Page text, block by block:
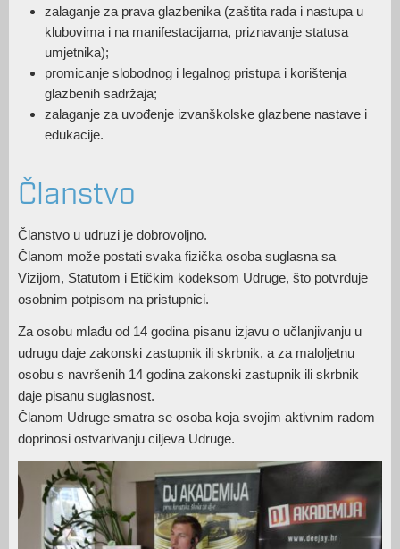
zalaganje za prava glazbenika (zaštita rada i nastupa u
klubovima i na manifestacijama, priznavanje statusa
umjetnika);
promicanje slobodnog i legalnog pristupa i korištenja
glazbenih sadržaja;
zalaganje za uvođenje izvanškolske glazbene nastave i
edukacije.
Članstvo
Članstvo u udruzi je dobrovoljno.
Članom može postati svaka fizička osoba suglasna sa
Vizijom, Statutom i Etičkim kodeksom Udruge, što potvrđuje
osobnim potpisom na pristupnici.
Za osobu mlađu od 14 godina pisanu izjavu o učlanjivanju u
udrugu daje zakonski zastupnik ili skrbnik, a za maloljetnu
osobu s navršenih 14 godina zakonski zastupnik ili skrbnik
daje pisanu suglasnost.
Članom Udruge smatra se osoba koja svojim aktivnim radom
doprinosi ostvarivanju ciljeva Udruge.